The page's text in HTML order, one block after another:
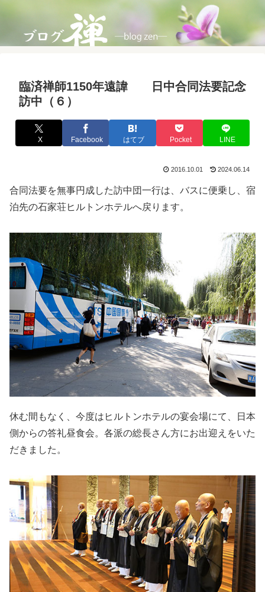
臨済禅師1150年遠諱 日中合同法要記念
訪中（６）
X Facebook はてブ Pocket LINE
2016.10.01 2024.06.14
合同法要を無事円成した訪中団一行は、バスに便乗し、宿
泊先の石家荘ヒルトンホテルへ戻ります。
休む間もなく、今度はヒルトンホテルの宴会場にて、日本
側からの答礼昼食会。各派の総長さん方にお出迎えをいた
だきました。